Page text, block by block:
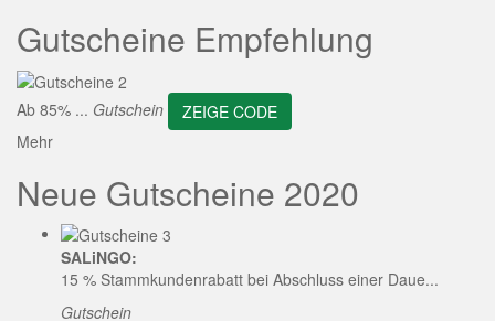
Gutscheine Empfehlung
Ab 85% ... Gutschein
ZEIGE CODE
Mehr
Neue Gutscheine 2020
SALiNGO:
15 % Stammkundenrabatt bei Abschluss einer Daue...
Gutschein